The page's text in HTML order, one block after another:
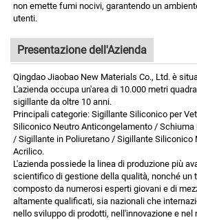
non emette fumi nocivi, garantendo un
utenti.
Presentazione dell'Azienda
Qingdao Jiaobao New Materials Co., Ltd. è
L'azienda occupa un'area di 10.000 metri
sigillante da oltre 10 anni.
Principali categorie: Sigillante Siliconico per
Siliconico Neutro Anticongelamento /
/ Sigillante in Poliuretano / Sigillante
Acrilico.
L'azienda possiede la linea di produzione più
scientifico di gestione della qualità, nonché un
composto da numerosi esperti giovani e di
altamente qualificati, sia nazionali che
nello sviluppo di prodotti, nell'innovazione e nel